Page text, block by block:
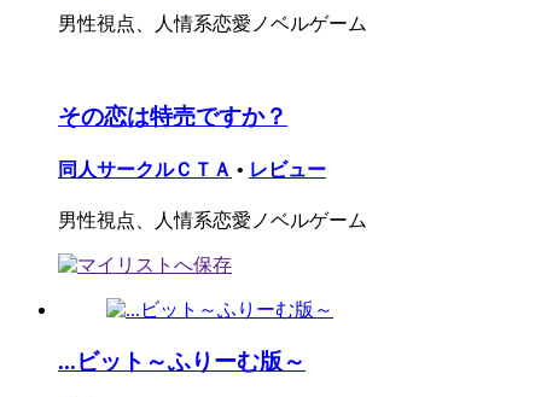
男性視点、人情系恋愛ノベルゲーム
その恋は特売ですか？
同人サークルＣＴＡ • レビュー
男性視点、人情系恋愛ノベルゲーム
...ビット～ふりーむ版～